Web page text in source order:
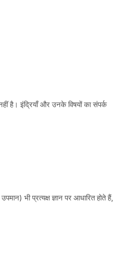
है। इंद्रियाँ और उनके विषयों का संपर्क
भी प्रत्यक्ष ज्ञान पर आधारित होते हैं,